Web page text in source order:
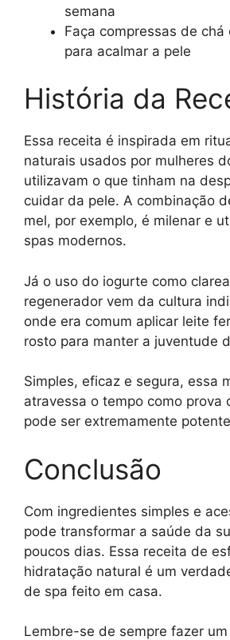
semana
Faça compressas de chá
para acalmar a pele
História da
Essa receita é inspirada em
naturais usados por mulheres
utilizavam o que tinham na
cuidar da pele. A combinação
mel, por exemplo, é milenar e
spas modernos.
Já o uso do iogurte como
regenerador vem da cultura
onde era comum aplicar leite
rosto para manter a juventude
Simples, eficaz e segura, essa
atravessa o tempo como prova
pode ser extremamente
Conclusão
Com ingredientes simples e
pode transformar a saúde da
poucos dias. Essa receita de
hidratação natural é um
de spa feito em casa.
Lembre-se de sempre fazer